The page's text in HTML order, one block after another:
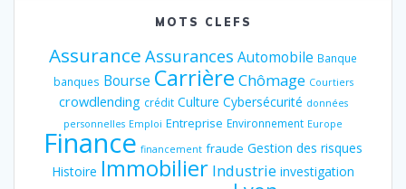
MOTS CLEFS
Assurance Assurances Automobile Banque
banques Bourse Carrière Chômage Courtiers
crowdlending crédit Culture Cybersécurité données
personnelles Emploi Entreprise Environnement Europe
Finance financement fraude Gestion des risques
Histoire Immobilier Industrie investigation